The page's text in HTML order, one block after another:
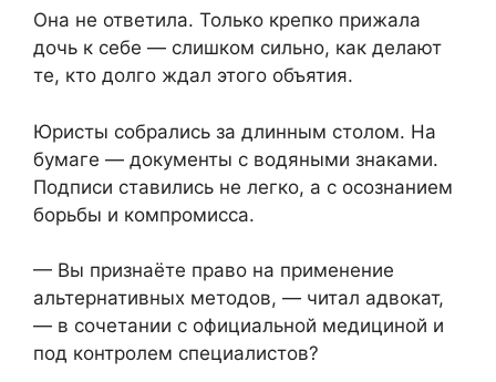
Она не ответила. Только крепко прижала
дочь к себе — слишком сильно, как делают
те, кто долго ждал этого объятия.
Юристы собрались за длинным столом. На
бумаге — документы с водяными знаками.
Подписи ставились не легко, а с осознанием
борьбы и компромисса.
— Вы признаёте право на применение
альтернативных методов, — читал адвокат,
— в сочетании с официальной медициной и
под контролем специалистов?